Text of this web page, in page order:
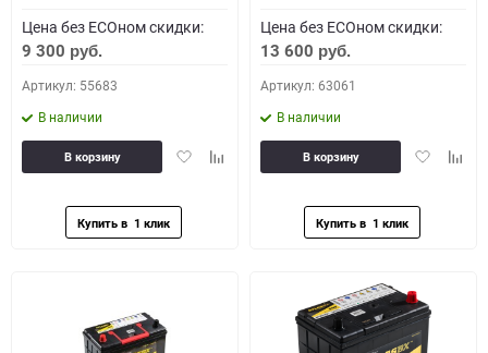
Цена без ECOном скидки:
9 300 руб.
Артикул: 55683
В наличии
ДобавитьДобавить
В корзину
Цена без ECOном скидки:
13 600 руб.
Артикул: 63061
В наличии
Добавить
В корзину